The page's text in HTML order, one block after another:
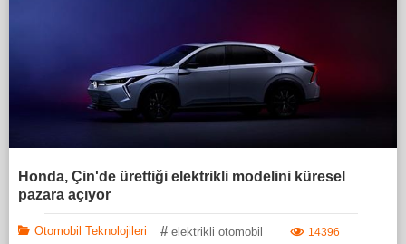
Honda, Çin'de ürettiği elektrikli modelini küresel
pazara açıyor
Otomobil Teknolojileri # elektrikli otomobil
14396